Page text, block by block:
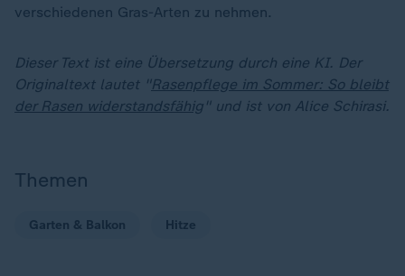
verschiedenen Gras-Arten zu nehmen.
Dieser Text ist eine Übersetzung durch eine KI. Der
Originaltext lautet "Rasenpflege im Sommer: So bleibt
der Rasen widerstandsfähig " und ist von Alice Schirasi.
Themen
Garten & Balkon Hitze